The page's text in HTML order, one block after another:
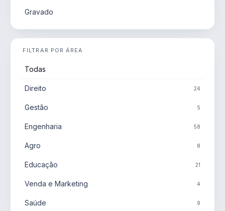
Gravado
FILTRAR POR ÁREA
Todas
Direito 24
Gestão 5
Engenharia 58
Agro 8
Educação 21
Venda e Marketing 4
Saúde 9